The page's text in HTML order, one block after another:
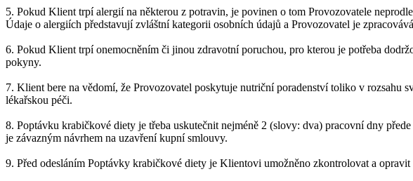
5. Pokud Klient trpí alergií na některou z potravin, je povinen o tom Provozovatele
Údaje o alergiích představují zvláštní kategorii osobních údajů a Provozovatel je
6. Pokud Klient trpí onemocněním či jinou zdravotní poruchou, pro kterou je potřeba
pokyny.
7. Klient bere na vědomí, že Provozovatel poskytuje nutriční poradenství toliko v rozsahu
lékařskou péči.
8. Poptávku krabičkové diety je třeba uskutečnit nejméně 2 (slovy: dva) pracovní dny
je závazným návrhem na uzavření kupní smlouvy.
9. Před odesláním Poptávky krabičkové diety je Klientovi umožněno zkontrolovat a